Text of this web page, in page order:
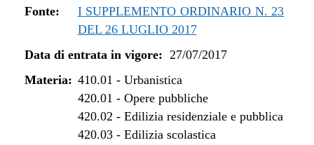
Fonte:
I SUPPLEMENTO ORDINARIO N. 23
DEL 26 LUGLIO 2017
Data di entrata in vigore: 27/07/2017
Materia: 410.01 - Urbanistica
420.01 - Opere pubbliche
420.02 - Edilizia residenziale e pubblica
420.03- Edilizia scolastica